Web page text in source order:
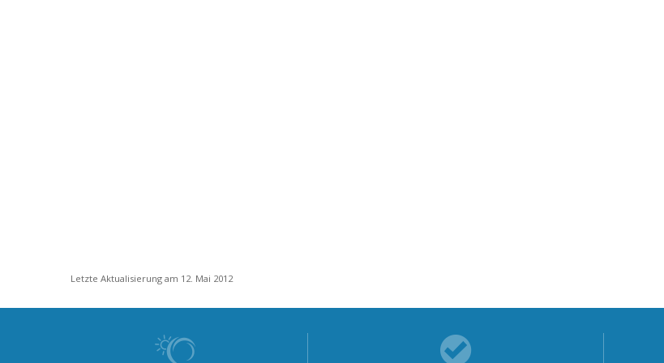
Letzte Aktualisierung am 12. Mai 2012